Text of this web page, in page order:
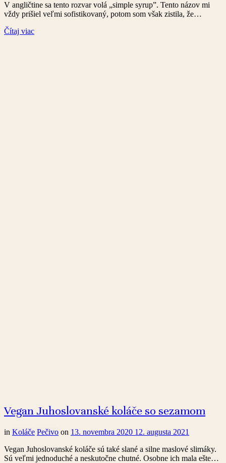
V angličtine sa tento rozvar volá „simple syrup”. Tento názov mi
vždy prišiel veľmi sofistikovaný, potom som však zistila, že…
Čítaj viac
Vegan Juhoslovanské koláče so sezamom
in Koláče Pečivo on 13. novembra 2020 12. augusta 2021
Vegan Juhoslovanské koláče sú také slané a silne maslové slimáky.
Sú veľmi jednoduché a neskutočne chutné. Osobne ich mala ešte…